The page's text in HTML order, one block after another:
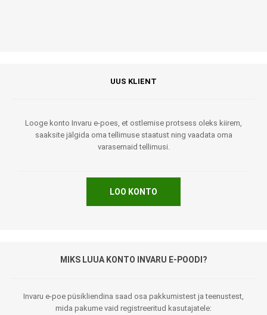
UUS KLIENT
Looge konto Invaru e-poes, et ostlemise protsess oleks kiirem,
saaksite jälgida oma tellimuse staatust ning vaadata oma
varasemaid tellimusi.
LOO KONTO
MIKS LUUA KONTO INVARU E-POODI?
Invaru e-poe püsikliendina saad osa pakkumistest ja teenustest,
mida pakume vaid registreeritud kasutajatele: